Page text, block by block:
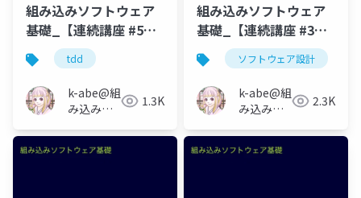
組み込みソフトウェア
基礎_【連続講座 #5】
テスト駆動開発 はじめ
の一歩
_221124_connpass_event_slide
tdd
k-abe@組
み込みソ
アの人
1.3K
組み込みソフトウェア
基礎_【連続講座 #3】
仕様から概要設計する
_220929_Connpassイ
ベント版
ソフトウェア設計
k-abe@組
み込みソ
アの人
2.3K